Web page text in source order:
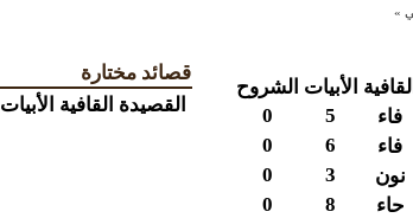
»
القافية الأبيات الشروح
فاء 5
0
فاء 6
0
نون 3
0
حاء 8
0
قصائد مختارة
القصيدة القافية الأبيات